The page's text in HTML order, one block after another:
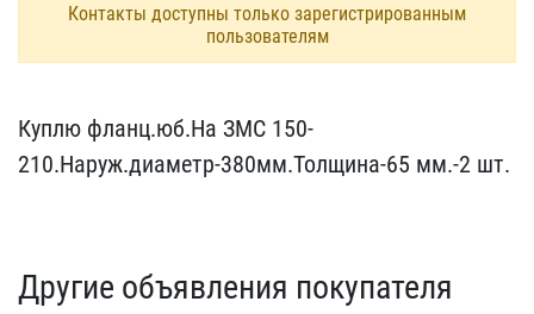
Контакты доступны только зарегистрированным
пользователям
Куплю фланц.юб.На ЗМС 15​0-
210.Наруж.диаметр-380м​м.Толщина-65 мм.-2 шт.
Другие объявления покупателя